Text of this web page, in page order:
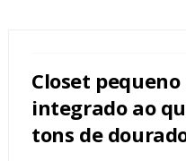
Closet
integrado ao
tons de